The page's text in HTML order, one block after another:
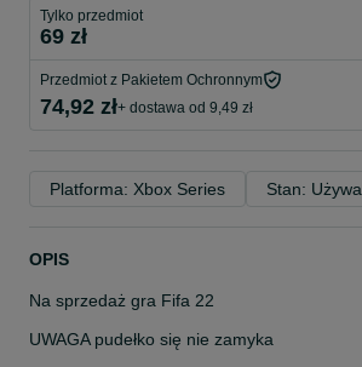
Tylko przedmiot
69 zł
Przedmiot z Pakietem Ochronnym
74,92 zł+ dostawa od 9,49 zł
Platforma: Xbox Series Stan:
OPIS
Na sprzedaż gra Fifa 22
UWAGA pudełko się nie zamyka